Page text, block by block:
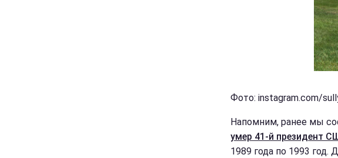
Фото: instagram.com/
Напомним, ранее мы
умер 41-й президент
1989 года по 1993 год.